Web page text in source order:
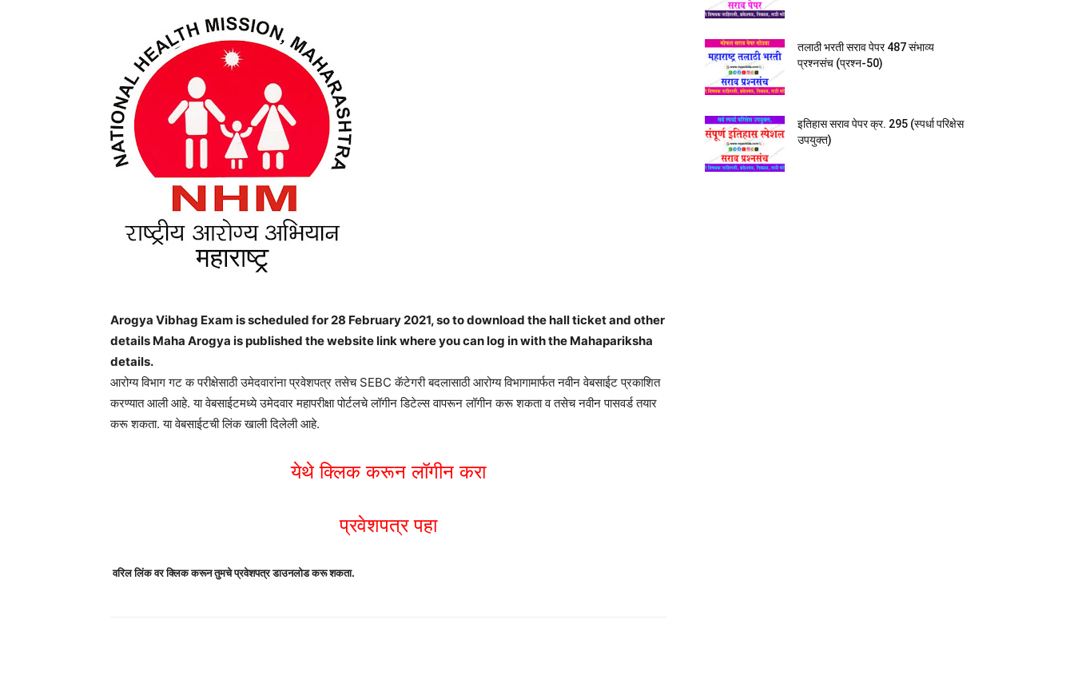
Arogya Vibhag Exam is scheduled for 28 February 2021, so to download the hall ticket and other
details Maha Arogya is published the website link where you can log in with the Mahapariksha
details.
आरोग्य विभाग गट क परीक्षेसाठी उमेदवारांना प्रवेशपत्र तसेच SEBC कॅटेगरी बदलासाठी आरोग्य विभागामार्फत नवीन वेबसाईट प्रकाशित
करण्यात आली आहे. या वेबसाईटमध्ये उमेदवार महापरीक्षा पोर्टलचे लॉगीन डिटेल्स वापरून लॉगीन करू शकता व तसेच नवीन पासवर्ड तयार
करू शकता. या वेबसाईटची लिंक खाली दिलेली आहे.
येथे क्लिक करून लॉगीन करा
प्रवेशपत्र पहा
वरिल लिंक वर क्लिक करून तुमचे प्रवेशपत्र डाउनलोड करू शकता.
तलाठी भरती सराव पेपर 487 संभाव्य
प्रश्नसंच (प्रश्न-50)
इतिहास सराव पेपर क्र. 295 (स्पर्धा परिक्षेस
उपयुक्त)